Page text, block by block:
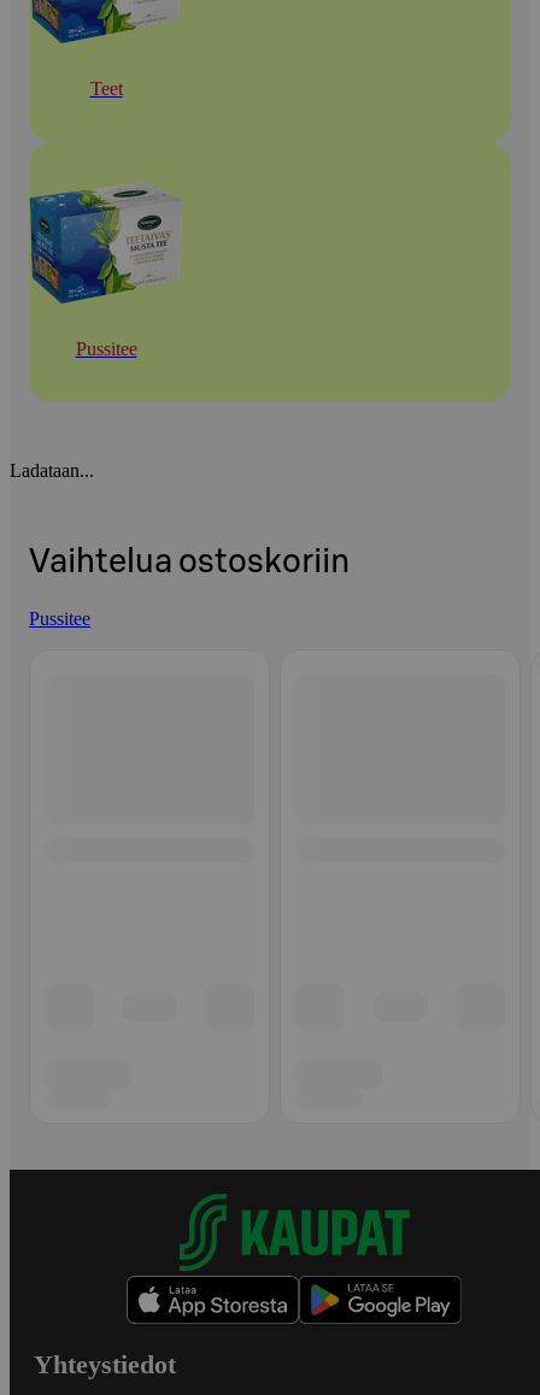
Teet
Pussitee
Ladataan...
Vaihtelua ostoskoriin
Pussitee
Yhteystiedot